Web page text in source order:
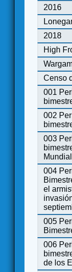
2016
2018
High
Censo
001
002
003
004
el
005
006
de los